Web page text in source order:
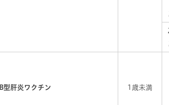
B型肝炎ワクチン 1歳未満